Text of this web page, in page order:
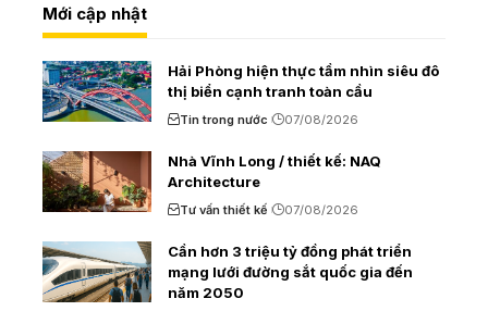
Mới cập nhật
Hải Phòng hiện thực tầm nhìn siêu đô
thị biển cạnh tranh toàn cầu
Tin trong nước 07/08/2026
Nhà Vĩnh Long / thiết kế: NAQ
Architecture
Tư vấn thiết kế 07/08/2026
Cần hơn 3 triệu tỷ đồng phát triển
mạng lưới đường sắt quốc gia đến
năm 2050